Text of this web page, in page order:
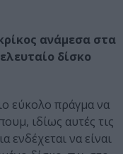
ανάμεσα στα
δίσκο
εύκολο πράγμα να
ιδίως αυτές τις
ενδέχεται να είναι